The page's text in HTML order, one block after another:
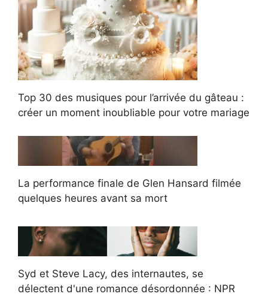
Top 30 des musiques pour l’arrivée du gâteau :
créer un moment inoubliable pour votre mariage
La performance finale de Glen Hansard filmée
quelques heures avant sa mort
Syd et Steve Lacy, des internautes, se
délectent d'une romance désordonnée : NPR